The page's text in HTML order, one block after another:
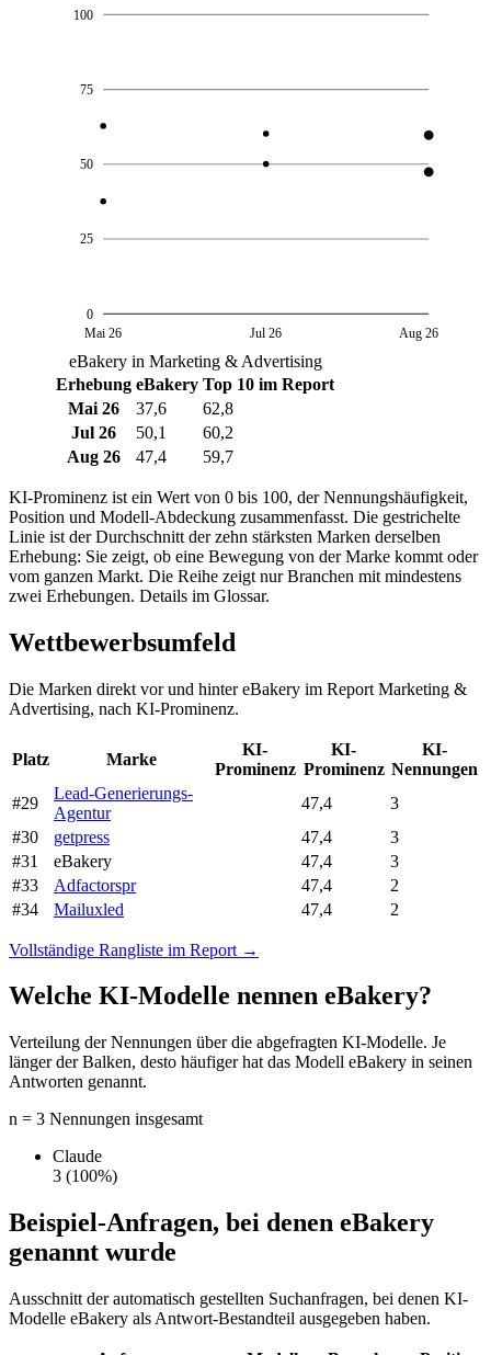
0
25
50
75
100
Mai 26 Jul 26 Aug 26
eBakery in Marketing & Advertising
Erhebung eBakery Top 10 im Report
Mai 26
37,6
62,8
Jul 26
50,1
60,2
Aug 26
47,4 59,7
KI-Prominenz ist ein Wert von 0 bis 100, der Nennungshäufigkeit,
Position und Modell-Abdeckung zusammenfasst. Die gestrichelte
Linie ist der Durchschnitt der zehn stärksten Marken derselben
Erhebung: Sie zeigt, ob eine Bewegung von der Marke kommt oder
vom ganzen Markt. Die Reihe zeigt nur Branchen mit mindestens
zwei Erhebungen. Details im Glossar.
Wettbewerbsumfeld
Die Marken direkt vor und hinter eBakery im Report Marketing &
Advertising, nach KI-Prominenz.
Platz Marke
KI-
Prominenz
KI-
Prominenz
KI-
Nennungen
#29
Lead-Generierungs-
Agentur
47,4
3
#30
getpress 47,4
3
#31
eBakery 47,4
3
#33
Adfactorspr 47,4
2
#34
Mailuxled 47,4 2
Vollständige Rangliste im Report →
Welche KI-Modelle nennen eBakery?
Verteilung der Nennungen über die abgefragten KI-Modelle. Je
länger der Balken, desto häufiger hat das Modell eBakery in seinen
Antworten genannt.
n = 3 Nennungen insgesamt
Claude
3 (100%)
Beispiel-Anfragen, bei denen eBakery
genannt wurde
Ausschnitt der automatisch gestellten Suchanfragen, bei denen KI-
Modelle eBakery als Antwort-Bestandteil ausgegeben haben.